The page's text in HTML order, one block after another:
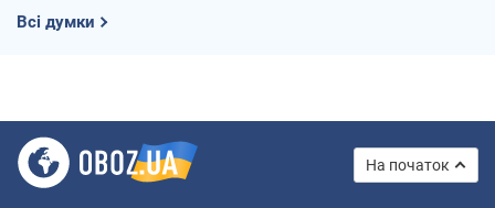
Всі думки
На початок